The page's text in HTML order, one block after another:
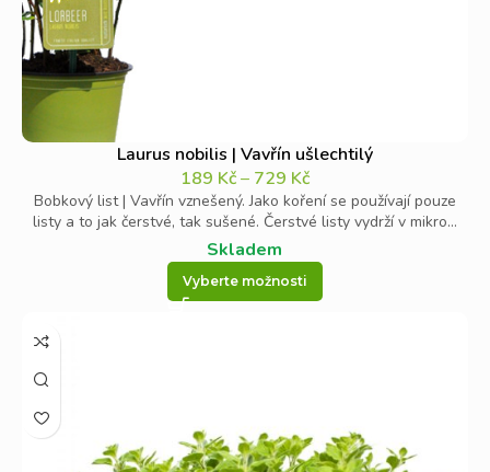
Laurus nobilis | Vavřín ušlechtilý
189 Kč– 729 Kč
Bobkový list | Vavřín vznešený. Jako koření se používají pouze
listy a to jak čerstvé, tak sušené. Čerstvé listy vydrží v mikro...
Skladem
Vyberte možnosti